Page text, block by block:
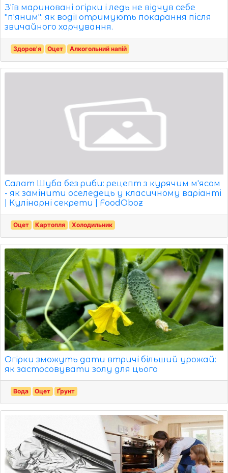
З'їв мариновані огірки і ледь не відчув себе
"п'яним": як водії отримують покарання після
звичайного харчування.
Здоров'я Оцет Алкогольний напій
Салат Шуба без риби: рецепт з курячим м'ясом
- як замінити оселедець у класичному варіанті
| Кулінарні секрети | FoodOboz
Оцет Картопля Холодильник
Огірки зможуть дати втричі більший урожай:
як застосовувати золу для цього
Вода Оцет Ґрунт